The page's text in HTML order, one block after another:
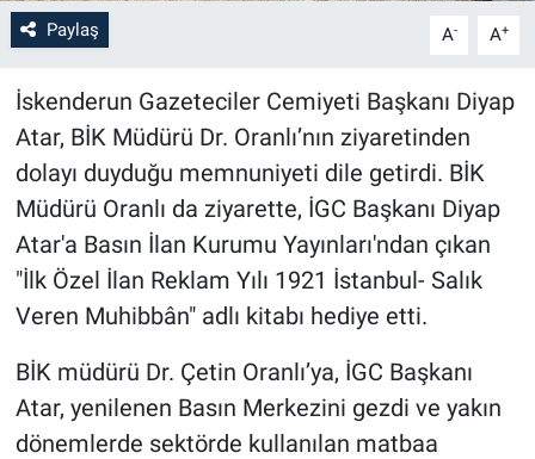
Paylaş A- A+
İskenderun Gazeteciler Cemiyeti Başkanı Diyap
Atar, BİK Müdürü Dr. Oranlı’nın ziyaretinden
dolayı duyduğu memnuniyeti dile getirdi. BİK
Müdürü Oranlı da ziyarette, İGC Başkanı Diyap
Atar'a Basın İlan Kurumu Yayınları'ndan çıkan
"İlk Özel İlan Reklam Yılı 1921 İstanbul- Salık
Veren Muhibbân" adlı kitabı hediye etti.
BİK müdürü Dr. Çetin Oranlı’ya, İGC Başkanı
Atar, yenilenen Basın Merkezini gezdi ve yakın
dönemlerde sektörde kullanılan matbaa